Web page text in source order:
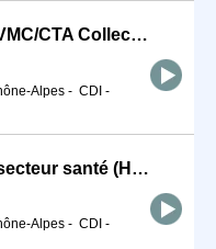
Technicien de Maintenance VMC/CTA Collective (H/F)
Alpes - CDI -
Technicien de maintenance secteur santé (H/F)
Alpes - CDI -